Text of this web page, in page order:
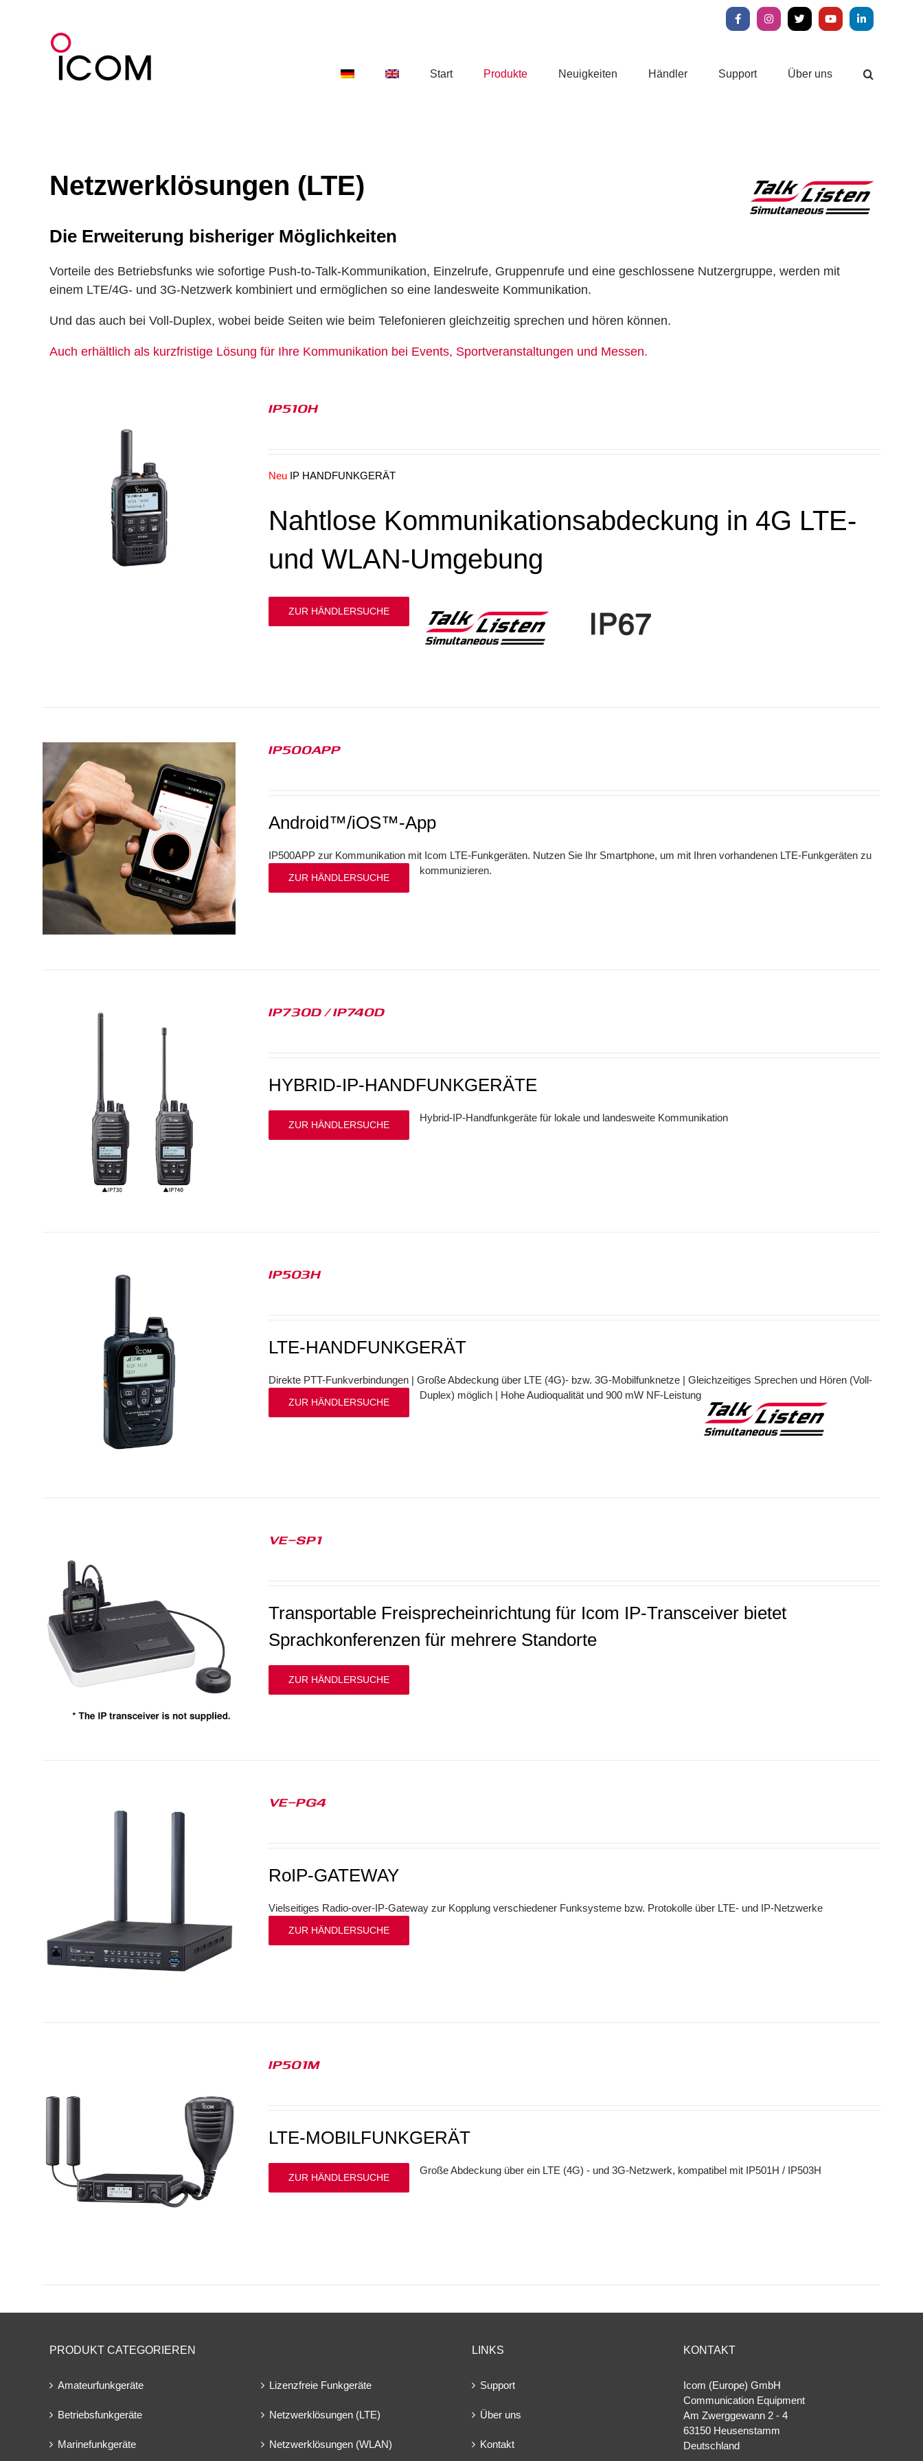
FacebookInstagram
X YouTubeLinkedIn
Start Produkte Neuigkeiten Händler Support Über uns
Netzwerklösungen (LTE)
Die Erweiterung bisheriger Möglichkeiten
Vorteile des Betriebsfunks wie sofortige Push-to-Talk-Kommunikation, Einzelrufe, Gruppenrufe und eine geschlossene Nutzergruppe, werden mit
einem LTE/4G- und 3G-Netzwerk kombiniert und ermöglichen so eine landesweite Kommunikation.
Und das auch bei Voll-Duplex, wobei beide Seiten wie beim Telefonieren gleichzeitig sprechen und hören können.
Auch erhältlich als kurzfristige Lösung für Ihre Kommunikation bei Events, Sportveranstaltungen und Messen.
IP510H
Neu IP HANDFUNKGERÄT
Nahtlose Kommunikationsabdeckung in 4G LTE-
und WLAN-Umgebung
ZUR HÄNDLERSUCHE
IP500APP
Android™/iOS™-App
IP500APP zur Kommunikation mit Icom LTE-Funkgeräten. Nutzen Sie Ihr Smartphone, um mit Ihren vorhandenen LTE-Funkgeräten zu
kommunizieren.
ZUR HÄNDLERSUCHE
IP730D / IP740D
HYBRID-IP-HANDFUNKGERÄTE
Hybrid-IP-Handfunkgeräte für lokale und landesweite Kommunikation
ZUR HÄNDLERSUCHE
IP503H
LTE-HANDFUNKGERÄT
Direkte PTT-Funkverbindungen | Große Abdeckung über LTE (4G)- bzw. 3G-Mobilfunknetze | Gleichzeitiges Sprechen und Hören (Voll-
Duplex) möglich | Hohe Audioqualität und 900 mW NF-Leistung
ZUR HÄNDLERSUCHE
VE-SP1
Transportable Freisprecheinrichtung für Icom IP-Transceiver bietet
Sprachkonferenzen für mehrere Standorte
ZUR HÄNDLERSUCHE
VE-PG4
RoIP-GATEWAY
Vielseitiges Radio-over-IP-Gateway zur Kopplung verschiedener Funksysteme bzw. Protokolle über LTE- und IP-Netzwerke
ZUR HÄNDLERSUCHE
IP501M
LTE-MOBILFUNKGERÄT
Große Abdeckung über ein LTE (4G) - und 3G-Netzwerk, kompatibel mit IP501H / IP503H
ZUR HÄNDLERSUCHE
PRODUKT CATEGORIEREN
Amateurfunkgeräte
Betriebsfunkgeräte
Marinefunkgeräte
Lizenzfreie Funkgeräte
Netzwerklösungen (LTE)
Netzwerklösungen (WLAN)
LINKS
Support
Über uns
Kontakt
KONTAKT
Icom (Europe) GmbH
Communication Equipment
Am Zwerggewann 2 ‐ 4
63150 Heusenstamm
Deutschland